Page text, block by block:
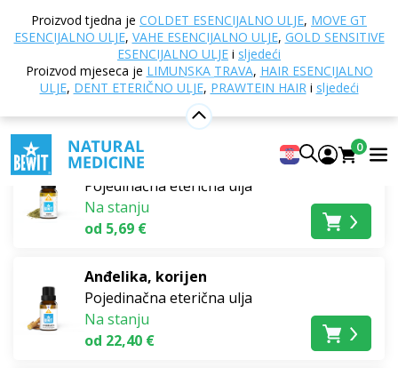
Proizvod tjedna je COLDET ESENCIJALNO ULJE, MOVE GT
ESENCIJALNO ULJE, VAHE ESENCIJALNO ULJE, GOLD SENSITIVE
ESENCIJALNO ULJE i sljedeći
Proizvod mjeseca je LIMUNSKA TRAVA, HAIR ESENCIJALNO
ULJE, DENT ETERIČNO ULJE, PRAWTEIN HAIRi sljedeći
0
Online trgovina
ulja
Pojedinačna eterična ulja Slatka
Slatka
Najprodavaniji
anis
Pojedinačna eterična ulja
Na stanju
od 5,69 €
Anđelika, korijen
Pojedinačna eterična ulja
Na stanju
od 22,40 €